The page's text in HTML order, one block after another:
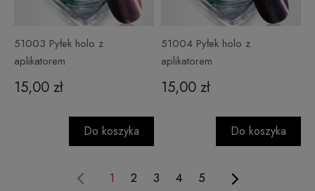
51003 Pyłek holo z
aplikatorem
15,00 zł
Do koszyka
51004 Pyłek holo z
aplikatorem
15,00 zł
Do koszyka
1 2 3 4 5